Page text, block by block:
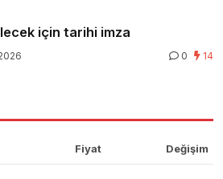
için tarihi imza
0 14
Fiyat Değişim